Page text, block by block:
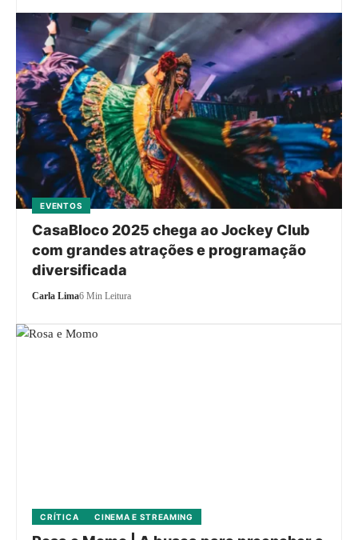
EVENTOS
CasaBloco 2025 chega ao Jockey Club
com grandes atrações e programação
diversificada
Carla Lima6 Min Leitura
CRÍTICA CINEMA E STREAMING